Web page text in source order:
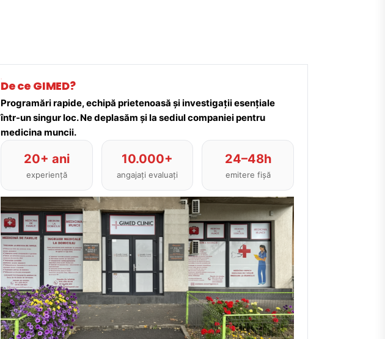
De ce GIMED?
Programări rapide, echipă prietenoasă și investigații esențiale
într-un singur loc. Ne deplasăm și la sediul companiei pentru
medicina muncii.
20+ ani
experiență
10.000+
angajați evaluați
24–48h
emitere fișă